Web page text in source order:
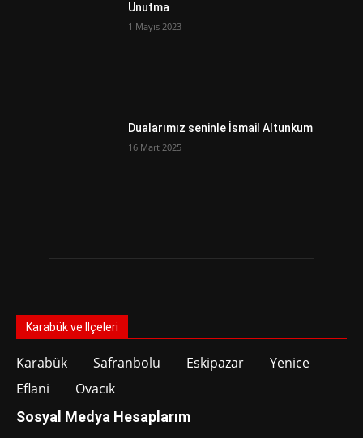
Unutma
1 Mayıs 2023
Dualarımız seninle İsmail Altunkum
16 Mart 2025
Karabük ve İlçeleri
Karabük Safranbolu Eskipazar
Yenice
Eflani
Ovacık
Sosyal Medya Hesaplarım